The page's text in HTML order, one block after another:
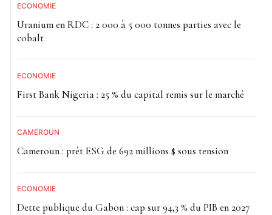
ECONOMIE
Uranium en RDC : 2 000 à 5 000 tonnes parties avec le
cobalt
ECONOMIE
First Bank Nigeria : 25 % du capital remis sur le marché
CAMEROUN
Cameroun : prêt ESG de 692 millions $ sous tension
ECONOMIE
Dette publique du Gabon : cap sur 94,3 % du PIB en 2027